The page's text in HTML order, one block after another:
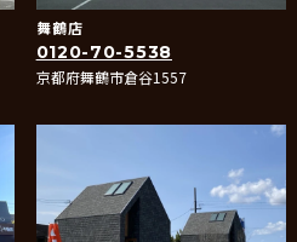
舞鶴店
0120-70-5538
京都府舞鶴市倉谷1557